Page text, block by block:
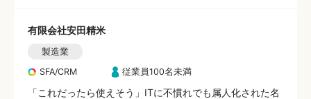
有限会社安田精米
製造業
SFA/CRM
従業員100名未満
「これだったら使えそう」ITに不慣れでも属人化された名